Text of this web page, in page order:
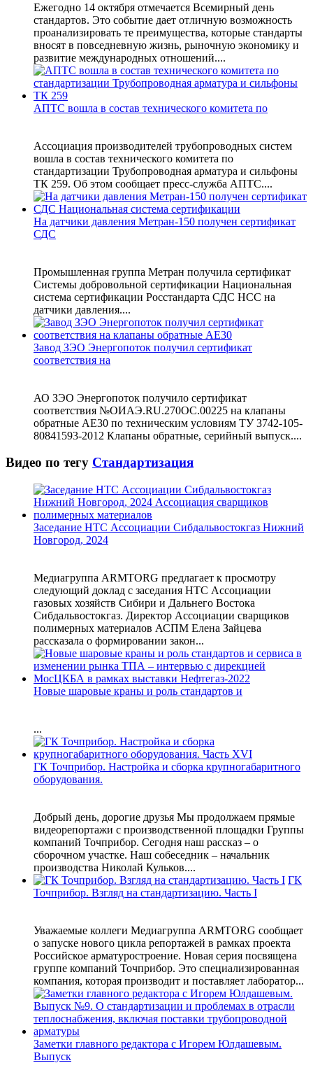
Ежегодно 14 октября отмечается Всемирный день
стандартов. Это событие дает отличную возможность
проанализировать те преимущества, которые стандарты
вносят в повседневную жизнь, рыночную экономику и
развитие международных отношений....
АПТС вошла в состав технического комитета по
Ассоциация производителей трубопроводных систем
вошла в состав технического комитета по
стандартизации Трубопроводная арматура и сильфоны
ТК 259. Об этом сообщает пресс-служба АПТС....
На датчики давления Метран-150 получен сертификат
СДС
Промышленная группа Метран получила сертификат
Системы добровольной сертификации Национальная
система сертификации Росстандарта СДС НСС на
датчики давления....
Завод ЗЭО Энергопоток получил сертификат
соответствия на
АО ЗЭО Энергопоток получило сертификат
соответствия №ОИАЭ.RU.270ОС.00225 на клапаны
обратные АЕ30 по техническим условиям ТУ 3742-105-
80841593-2012 Клапаны обратные, серийный выпуск....
Видео по тегу Стандартизация
Заседание НТС Ассоциации Сибдальвостокгаз Нижний
Новгород, 2024
Медиагруппа ARMTORG предлагает к просмотру
следующий доклад с заседания НТС Ассоциации
газовых хозяйств Сибири и Дальнего Востока
Сибдальвостокгаз. Директор Ассоциации сварщиков
полимерных материалов АСПМ Елена Зайцева
рассказала о формировании закон...
Новые шаровые краны и роль стандартов и
...
ГК Точприбор. Настройка и сборка крупногабаритного
оборудования.
Добрый день, дорогие друзья Мы продолжаем прямые
видеорепортажи с производственной площадки Группы
компаний Точприбор. Сегодня наш рассказ – о
сборочном участке. Наш собеседник – начальник
производства Николай Кульков....
ГК
Точприбор. Взгляд на стандартизацию. Часть I
Уважаемые коллеги Медиагруппа ARMTORG сообщает
о запуске нового цикла репортажей в рамках проекта
Российское арматуростроение. Новая серия посвящена
группе компаний Точприбор. Это специализированная
компания, которая производит и поставляет лаборатор...
Заметки главного редактора с Игорем Юлдашевым.
Выпуск